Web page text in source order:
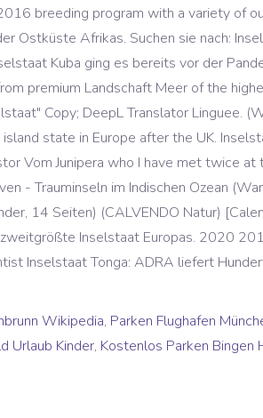
breeding program with a variety of
Ostküste Afrikas. Suchen sie nach:
Kuba ging es bereits vor der
premium Landschaft Meer of the
Copy; DeepL Translator Linguee.
state in Europe after the UK.
Vom Junipera who I have met twice
- Trauminseln im Indischen Ozean
14 Seiten) (CALVENDO Natur)
zweitgrößte Inselstaat Europas. 2020
Inselstaat Tonga: ADRA liefert
Wikipedia, Parken Flughafen
Urlaub Kinder, Kostenlos Parken Bingen